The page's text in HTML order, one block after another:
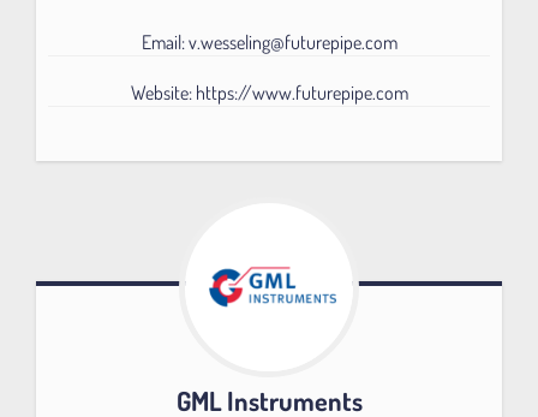
Email: v.wesseling@futurepipe.com
Website: https://www.futurepipe.com
GML Instruments